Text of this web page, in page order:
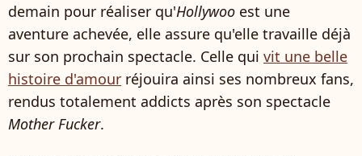
demain pour réaliser qu'Hollywoo est une
aventure achevée, elle assure qu'elle travaille déjà
sur son prochain spectacle. Celle qui vit une belle
histoire d'amour réjouira ainsi ses nombreux fans,
rendus totalement addicts après son spectacle
Mother Fucker.